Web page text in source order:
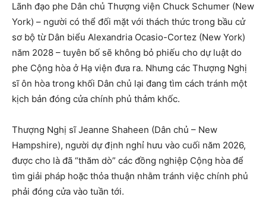
Lãnh đạo phe Dân chủ Thượng viện Chuck Schumer (New
York) – người có thể đối mặt với thách thức trong bầu cử
sơ bộ từ Dân biểu Alexandria Ocasio-Cortez (New York)
năm 2028 – tuyên bố sẽ không bỏ phiếu cho dự luật do
phe Cộng hòa ở Hạ viện đưa ra. Nhưng các Thượng Nghị
sĩ ôn hòa trong khối Dân chủ lại đang tìm cách tránh một
kịch bản đóng cửa chính phủ thảm khốc.
Thượng Nghị sĩ Jeanne Shaheen (Dân chủ – New
Hampshire), người dự định nghỉ hưu vào cuối năm 2026,
được cho là đã “thăm dò” các đồng nghiệp Cộng hòa để
tìm giải pháp hoặc thỏa thuận nhằm tránh việc chính phủ
phải đóng cửa vào tuần tới.